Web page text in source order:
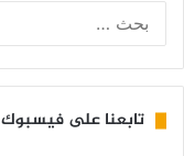
تابعنا على فيسبوك